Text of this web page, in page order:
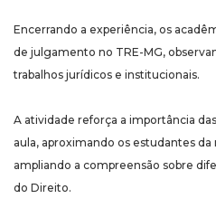
Encerrando a experiência, os
de julgamento no TRE-MG,
trabalhos jurídicos e institucionais.
A atividade reforça a importância
aula, aproximando os estudantes
ampliando a compreensão sobre
do Direito.